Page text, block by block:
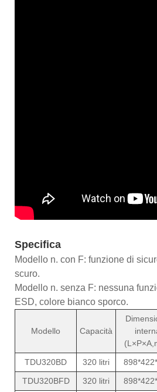
Specifica
Modello n. con F: funzione di
scuro.
Modello n. senza F: nessuna
ESD, colore bianco sporco.
Modello Capacità
TDU320BD
320 litri
TDU320BFD
320 litri